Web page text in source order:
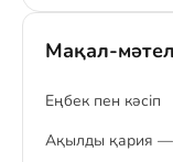
Мақал-
Eңбек пен кәсіп
Ақылды қария